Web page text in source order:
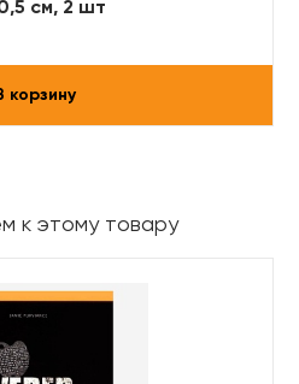
см, 2 шт
корзину
к этому товару